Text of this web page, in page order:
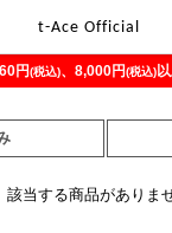
t-Ace Official
円(税込)、8,000円(税込)
該当する商品がありませ